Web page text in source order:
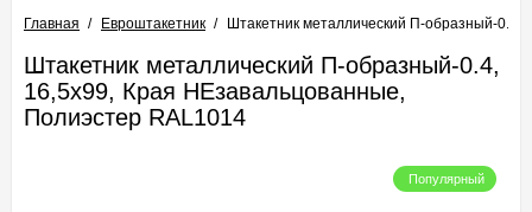
Главная Евроштакетник Штакетник металлический П-образный-
Штакетник металлический П-образный-0.4,
16,5х99, Края НЕзавальцованные,
Полиэстер RAL1014
Популярный